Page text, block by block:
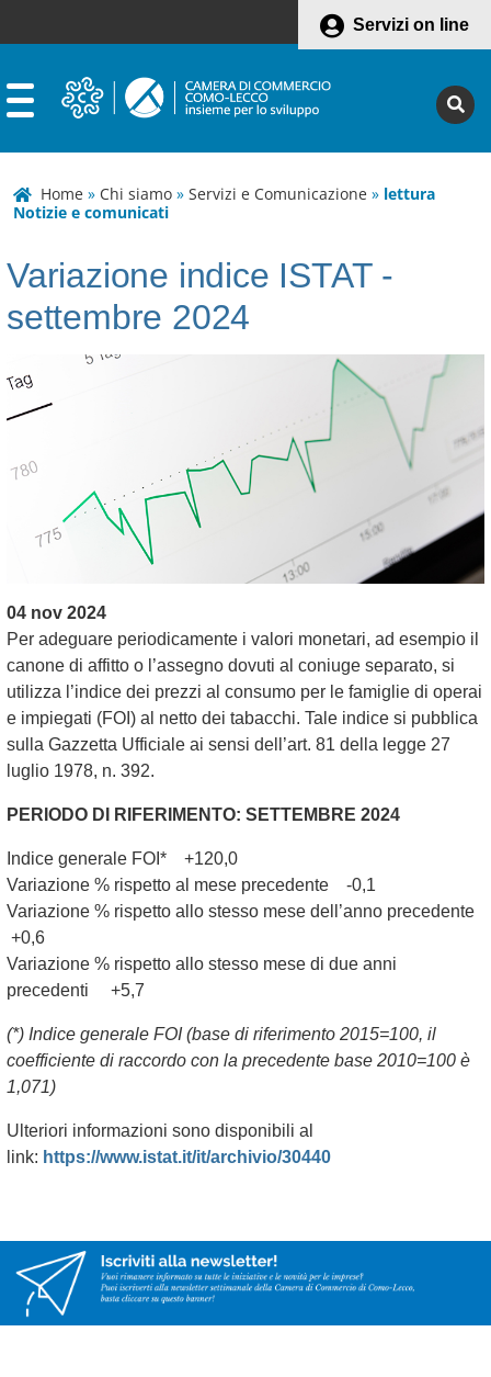
Servizi on line
Home » Chi siamo » Servizi e Comunicazione » lettura
Notizie e comunicati
Variazione indice ISTAT -
settembre 2024
04 nov 2024
Per adeguare periodicamente i valori monetari, ad esempio il
canone di affitto o l’assegno dovuti al coniuge separato, si
utilizza l’indice dei prezzi al consumo per le famiglie di operai
e impiegati (FOI) al netto dei tabacchi. Tale indice si pubblica
sulla Gazzetta Ufficiale ai sensi dell’art. 81 della legge 27
luglio 1978, n. 392.
PERIODO DI RIFERIMENTO: SETTEMBRE 2024
Indice generale FOI* +120,0
Variazione % rispetto al mese precedente -0,1
Variazione % rispetto allo stesso mese dell’anno precedente
+0,6
Variazione % rispetto allo stesso mese di due anni
precedenti +5,7
(*) Indice generale FOI (base di riferimento 2015=100, il
coefficiente di raccordo con la precedente base 2010=100 è
1,071)
Ulteriori informazioni sono disponibili al
link: https://www.istat.it/it/archivio/30440